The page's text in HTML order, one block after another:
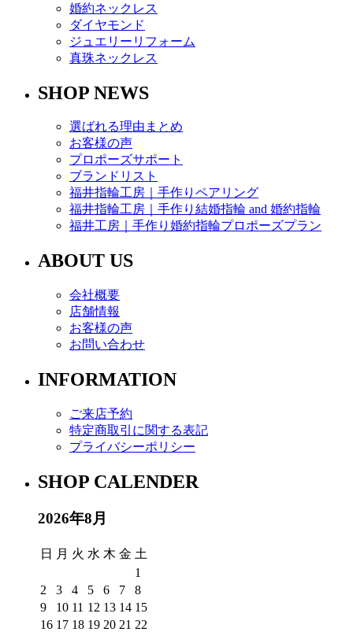
婚約ネックレス
ダイヤモンド
ジュエリーリフォーム
真珠ネックレス
SHOP NEWS
選ばれる理由まとめ
お客様の声
プロポーズサポート
ブランドリスト
福井指輪工房｜手作りペアリング
福井指輪工房｜手作り結婚指輪 and 婚約指輪
福井工房｜手作り婚約指輪プロポーズプラン
ABOUT US
会社概要
店舗情報
お客様の声
お問い合わせ
INFORMATION
ご来店予約
特定商取引に関する表記
プライバシーポリシー
SHOP CALENDER
2026年8月
日 月 火 水 木 金 土
1
2
3 4 5 6 7
8
9
10 11 12 13 14 15
16 17 18 19 20 21 22